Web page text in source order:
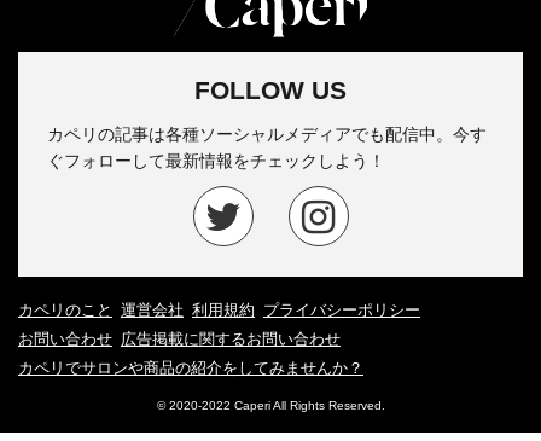
FOLLOW US
カペリの記事は各種ソーシャルメディアでも配信中。今す
ぐフォローして最新情報をチェックしよう！
カペリのこと 運営会社 利用規約 プライバシーポリシー
お問い合わせ 広告掲載に関するお問い合わせ
カペリでサロンや商品の紹介をしてみませんか？
© 2020-2022 Caperi All Rights Reserved.